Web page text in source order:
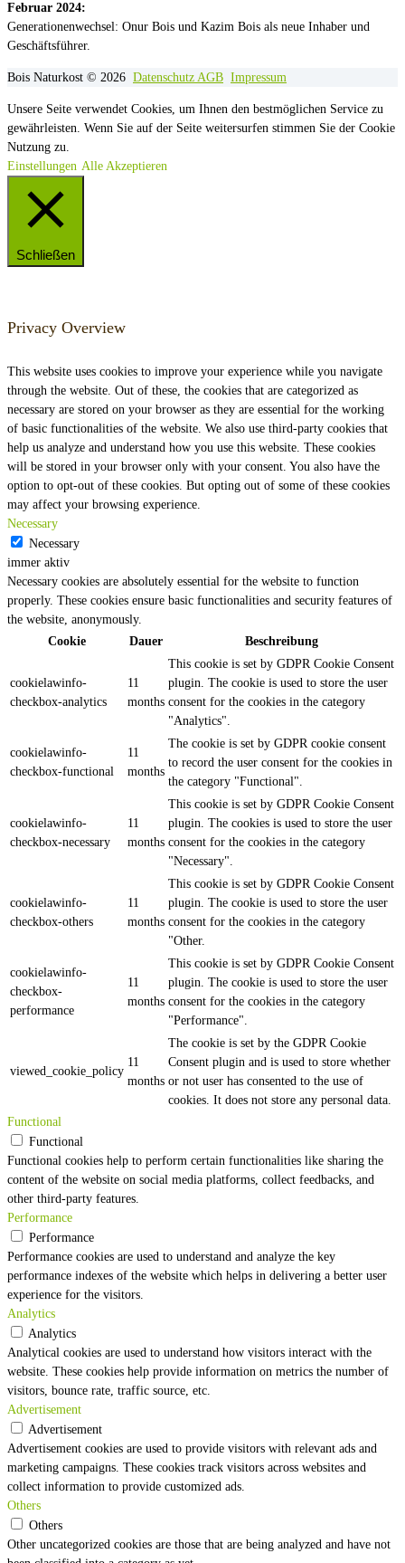
Februar 2024:
Generationenwechsel: Onur Bois und Kazim Bois als neue Inhaber und
Geschäftsführer.
Bois Naturkost © 2026 Datenschutz AGB Impressum
Unsere Seite verwendet Cookies, um Ihnen den bestmöglichen Service zu
gewährleisten. Wenn Sie auf der Seite weitersurfen stimmen Sie der Cookie
Nutzung zu.
Einstellungen Alle Akzeptieren
Schließen
Privacy Overview
This website uses cookies to improve your experience while you navigate
through the website. Out of these, the cookies that are categorized as
necessary are stored on your browser as they are essential for the working
of basic functionalities of the website. We also use third-party cookies that
help us analyze and understand how you use this website. These cookies
will be stored in your browser only with your consent. You also have the
option to opt-out of these cookies. But opting out of some of these cookies
may affect your browsing experience.
Necessary
Necessary
immer aktiv
Necessary cookies are absolutely essential for the website to function
properly. These cookies ensure basic functionalities and security features of
the website, anonymously.
Cookie
Dauer Beschreibung
cookielawinfo-
checkbox-analytics
11
months
This cookie is set by GDPR Cookie Consent
plugin. The cookie is used to store the user
consent for the cookies in the category
"Analytics".
cookielawinfo-
checkbox-functional
11
months
The cookie is set by GDPR cookie consent
to record the user consent for the cookies in
the category "Functional".
cookielawinfo-
checkbox-necessary
11
months
This cookie is set by GDPR Cookie Consent
plugin. The cookies is used to store the user
consent for the cookies in the category
"Necessary".
cookielawinfo-
checkbox-others
11
months
This cookie is set by GDPR Cookie Consent
plugin. The cookie is used to store the user
consent for the cookies in the category
"Other.
cookielawinfo-
checkbox-
performance
11
months
This cookie is set by GDPR Cookie Consent
plugin. The cookie is used to store the user
consent for the cookies in the category
"Performance".
viewed_cookie_policy
11
months
The cookie is set by the GDPR Cookie
Consent plugin and is used to store whether
or not user has consented to the use of
cookies. It does not store any personal data.
Functional
Functional
Functional cookies help to perform certain functionalities like sharing the
content of the website on social media platforms, collect feedbacks, and
other third-party features.
Performance
Performance
Performance cookies are used to understand and analyze the key
performance indexes of the website which helps in delivering a better user
experience for the visitors.
Analytics
Analytics
Analytical cookies are used to understand how visitors interact with the
website. These cookies help provide information on metrics the number of
visitors, bounce rate, traffic source, etc.
Advertisement
Advertisement
Advertisement cookies are used to provide visitors with relevant ads and
marketing campaigns. These cookies track visitors across websites and
collect information to provide customized ads.
Others
Others
Other uncategorized cookies are those that are being analyzed and have not